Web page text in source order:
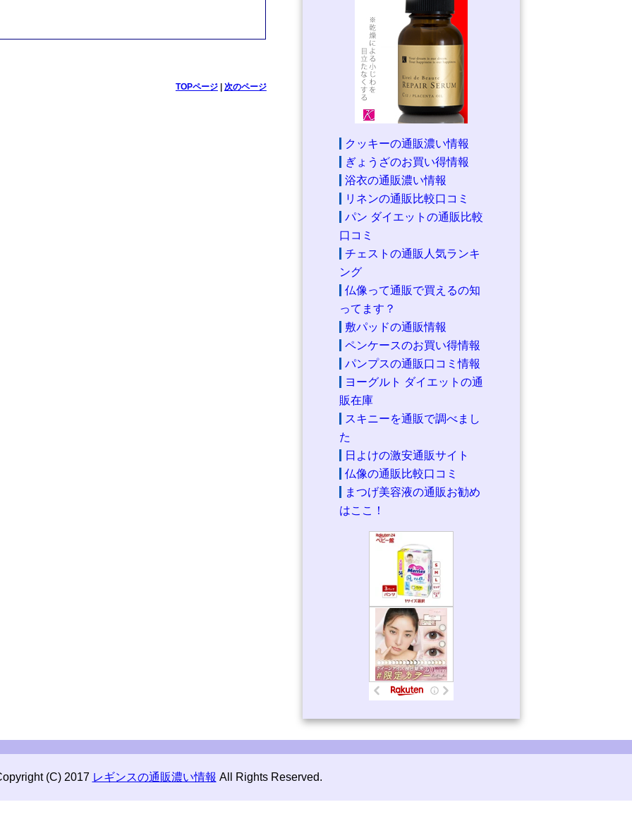
TOPページ| 次のページ
クッキーの通販濃い情報
ぎょうざのお買い得情報
浴衣の通販濃い情報
リネンの通販比較口コミ
パン ダイエットの通販比較
口コミ
チェストの通販人気ランキ
ング
仏像って通販で買えるの知
ってます？
敷パッドの通販情報
ペンケースのお買い得情報
パンプスの通販口コミ情報
ヨーグルト ダイエットの通
販在庫
スキニーを通販で調べまし
た
日よけの激安通販サイト
仏像の通販比較口コミ
まつげ美容液の通販お勧め
はここ！
(C) 2017 レギンスの通販濃い情報 All Rights Reserved.